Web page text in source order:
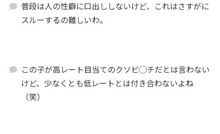
普段は人の性癖に口出ししないけど、これはさすがに
スルーするの難しいわ。
この子が高レート目当てのクソビ◯チだとは言わない
けど、少なくとも低レートとは付き合わないよね
（笑）